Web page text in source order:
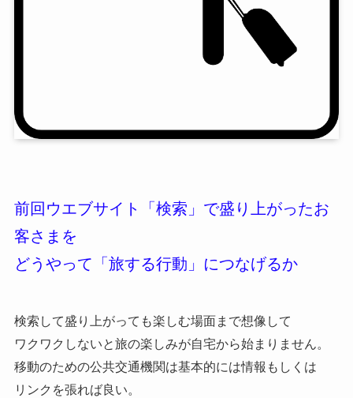
前回ウエブサイト「検索」で盛り上がったお
客さまを
どうやって「旅する行動」につなげるか
検索して盛り上がっても楽しむ場面まで想像して
ワクワクしないと旅の楽しみが自宅から始まりません。
移動のための公共交通機関は基本的には情報もしくは
リンクを張れば良い。